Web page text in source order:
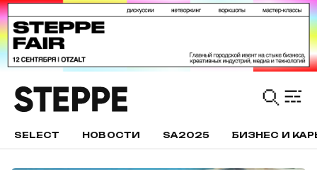
SELECT НОВОСТИ SA2025 БИЗНЕС И